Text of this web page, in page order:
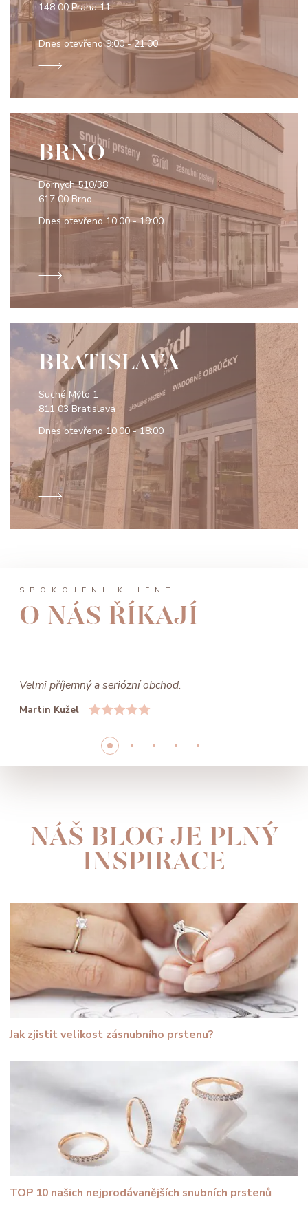
148 00 Praha 11
Dnes otevřeno9:00 - 21:00
BRNO
Dornych 510/38
617 00 Brno
Dnes otevřeno 10:00 - 19:00
BRATISLAVA
Suché Mýto 1
811 03 Bratislava
Dnes otevřeno10:00 - 18:00
SPOKOJENÍ KLIENTI
O NÁS ŘÍKAJÍ
Velmi příjemný a seriózní obchod.
Martin Kužel
NÁŠ BLOG JE PLNÝ
INSPIRACE
Jak zjistit velikost zásnubního prstenu?
TOP 10 našich nejprodávanějších snubních prstenů